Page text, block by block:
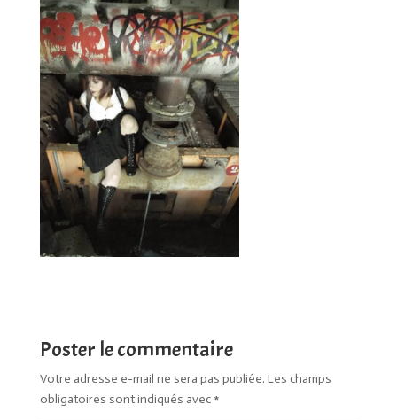
Poster le commentaire
Votre adresse e-mail ne sera pas publiée. Les champs
obligatoires sont indiqués avec *